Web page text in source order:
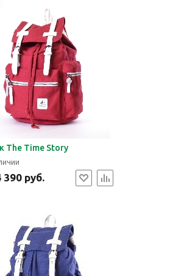
The Time Story
390 руб.